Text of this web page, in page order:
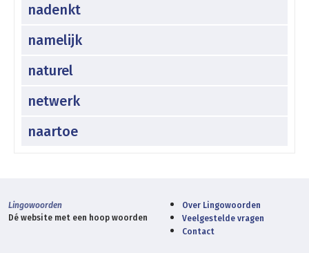
nadenkt
namelijk
naturel
netwerk
naartoe
Lingowoorden
Dé website met een hoop woorden
Over Lingowoorden
Veelgestelde vragen
Contact